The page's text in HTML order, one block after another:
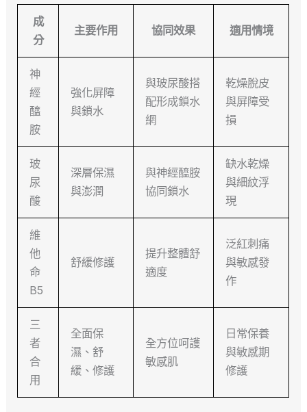
成
分
主要作用 協同效果 適用情境
神
經
醯
胺
強化屏障
與鎖水
與玻尿酸搭
配形成鎖水
網
乾燥脫皮
與屏障受
損
玻
尿
酸
深層保濕
與澎潤
與神經醯胺
協同鎖水
缺水乾燥
與細紋浮
現
維
他
命
B5
舒緩修護
提升整體舒
適度
泛紅刺痛
與敏感發
作
三
者
合
用
全面保
濕、舒
緩、修護
全方位呵護
敏感肌
日常保養
與敏感期
修護